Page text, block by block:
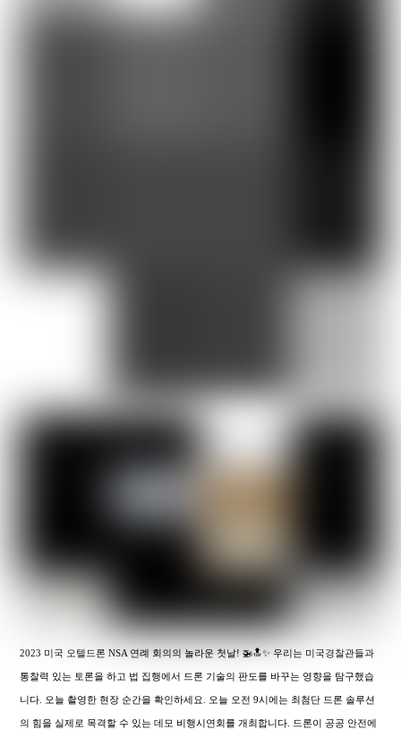
2023 미국 오텔드론 NSA 연례 회의의 놀라운 첫날! 🚁🔝✨ 우리는 미국경찰관들과
통찰력 있는 토론을 하고 법 집행에서 드론 기술의 판도를 바꾸는 영향을 탐구했습
니다. 오늘 촬영한 현장 순간을 확인하세요. 오늘 오전 9시에는 최첨단 드론 솔루션
의 힘을 실제로 목격할 수 있는 데모 비행시연회를 개최합니다. 드론이 공공 안전에